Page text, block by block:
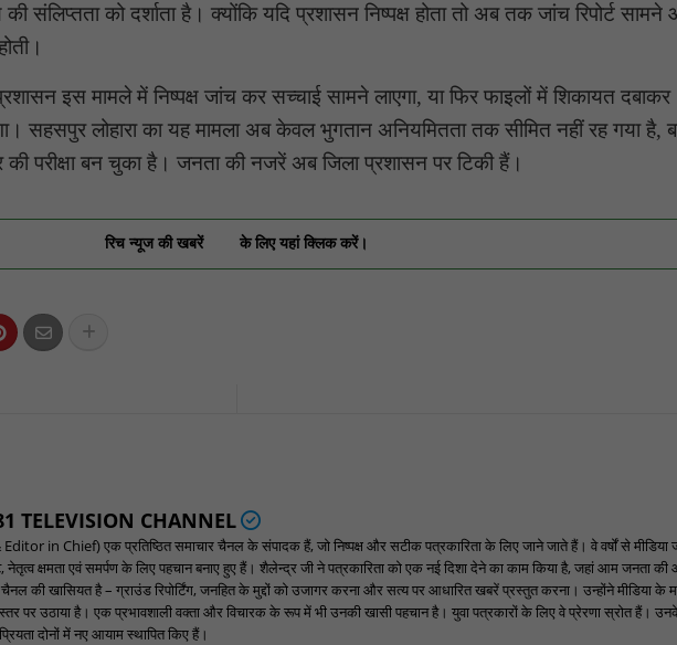
संलिप्तता को दर्शाता है। क्योंकि यदि प्रशासन निष्पक्ष होता तो अब तक जांच रिपोर्ट
इस मामले में निष्पक्ष जांच कर सच्चाई सामने लाएगा, या फिर फाइलों में शिकायत दबाकर
सहसपुर लोहारा का यह मामला अब केवल भुगतान अनियमितता तक सीमित नहीं रह गया है,
परीक्षा बन चुका है। जनता की नजरें अब जिला प्रशासन पर टिकी हैं।
रिच न्यूज की खबरें के लिए यहां क्लिक करें।
TELEVISION CHANNEL
in Chief) एक प्रतिष्ठित समाचार चैनल के संपादक हैं, जो निष्पक्ष और सटीक पत्रकारिता के लिए जाने जाते हैं। वे वर्षों से मीडिया
नेतृत्व क्षमता एवं समर्पण के लिए पहचान बनाए हुए हैं। शैलेन्द्र जी ने पत्रकारिता को एक नई दिशा देने का काम किया है, जहां आम जनता
की खासियत है – ग्राउंड रिपोर्टिंग, जनहित के मुद्दों को उजागर करना और सत्य पर आधारित खबरें प्रस्तुत करना। उन्होंने मीडिया के
स्तर पर उठाया है। एक प्रभावशाली वक्ता और विचारक के रूप में भी उनकी खासी पहचान है। युवा पत्रकारों के लिए वे प्रेरणा स्रोत हैं।
दोनों में नए आयाम स्थापित किए हैं।